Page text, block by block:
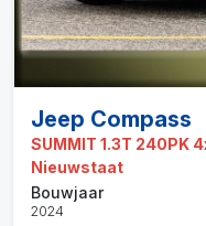
Jeep Compass
SUMMIT 1.3T 240PK
Nieuwstaat
Bouwjaar
2024